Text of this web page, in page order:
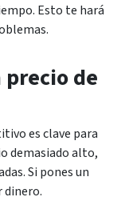
Esto te hará
precio de
es clave para
demasiado alto,
Si pones un
dinero.